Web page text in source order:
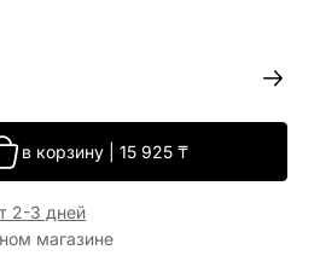
в корзину| 15 925₸
2-3 дней
магазине